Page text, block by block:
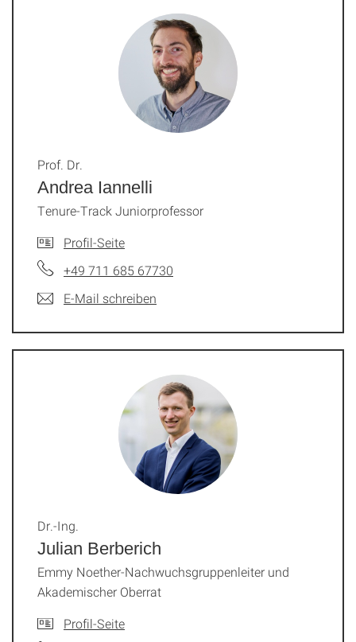
Andrea Iannelli
Prof. Dr.
Tenure-Track Juniorprofessor
Profil-Seite
+49 711 685 67730
E-Mail schreiben
Julian Berberich
Dr.-Ing.
Emmy Noether-Nachwuchsgruppenleiter und
Akademischer Oberrat
Profil-Seite